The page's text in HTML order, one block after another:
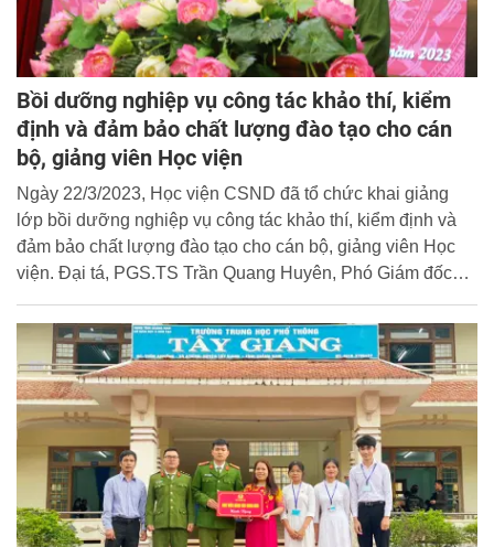
Bồi dưỡng nghiệp vụ công tác khảo thí, kiểm
định và đảm bảo chất lượng đào tạo cho cán
bộ, giảng viên Học viện
Ngày 22/3/2023, Học viện CSND đã tổ chức khai giảng
lớp bồi dưỡng nghiệp vụ công tác khảo thí, kiểm định và
đảm bảo chất lượng đào tạo cho cán bộ, giảng viên Học
viện. Đại tá, PGS.TS Trần Quang Huyên, Phó Giám đốc